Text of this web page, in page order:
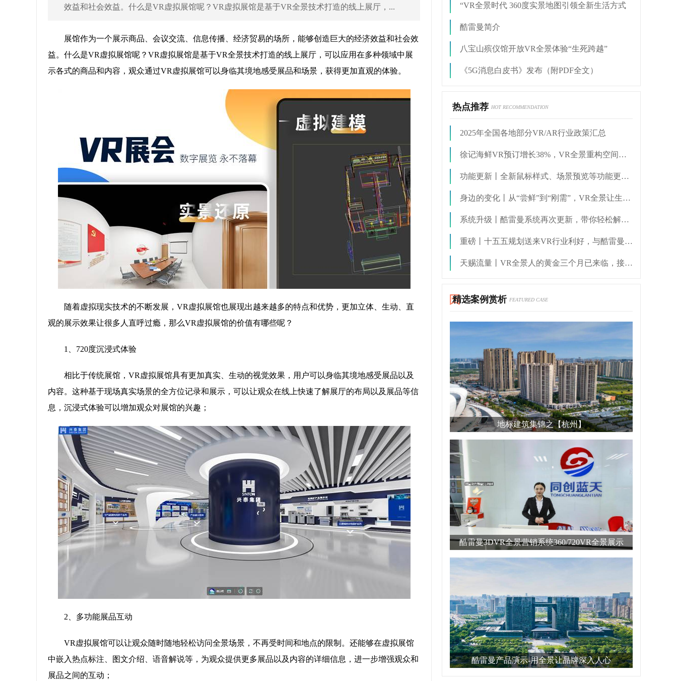
效益和社会效益。什么是VR虚拟展馆呢？VR虚拟展馆是基于VR全景技术打造的线上展厅，...
展馆作为一个展示商品、会议交流、信息传播、经济贸易的场所，能够创造巨大的经济效益和社会效
益。什么是VR虚拟展馆呢？VR虚拟展馆是基于VR全景技术打造的线上展厅，可以应用在多种领域中展
示各式的商品和内容，观众通过VR虚拟展馆可以身临其境地感受展品和场景，获得更加直观的体验。
随着虚拟现实技术的不断发展，VR虚拟展馆也展现出越来越多的特点和优势，更加立体、生动、直
观的展示效果让很多人直呼过瘾，那么VR虚拟展馆的价值有哪些呢？
1、720度沉浸式体验
相比于传统展馆，VR虚拟展馆具有更加真实、生动的视觉效果，用户可以身临其境地感受展品以及
内容。这种基于现场真实场景的全方位记录和展示，可以让观众在线上快速了解展厅的布局以及展品等信
息，沉浸式体验可以增加观众对展馆的兴趣；
2、多功能展品互动
VR虚拟展馆可以让观众随时随地轻松访问全景场景，不再受时间和地点的限制。还能够在虚拟展馆
中嵌入热点标注、图文介绍、语音解说等，为观众提供更多展品以及内容的详细信息，进一步增强观众和
展品之间的互动；
“VR全景时代 360度实景地图引领全新生活方式
酷雷曼简介
八宝山殡仪馆开放VR全景体验“生死跨越”
《5G消息白皮书》发布（附PDF全文）
热点推荐 HOT RECOMMENDATION
2025年全国各地部分VR/AR行业政策汇总
徐记海鲜VR预订增长38%，VR全景重构空间场景服务营销新范式
功能更新丨全新鼠标样式、场景预览等功能更新，体验再优化
身边的变化丨从“尝鲜”到“刚需”，VR全景让生活“立体化”
系统升级丨酷雷曼系统再次更新，带你轻松解锁实用新功能
重磅丨十五五规划送来VR行业利好，与酷雷曼一起共赢未来新基建！
天赐流量丨VR全景人的黄金三个月已来临，接住这波泼天富贵！
精选案例赏析 FEATURED CASE
地标建筑集锦之【杭州】
酷雷曼3DVR全景营销系统360/720VR全景展示
酷雷曼产品演示-用全景让品牌深入人心